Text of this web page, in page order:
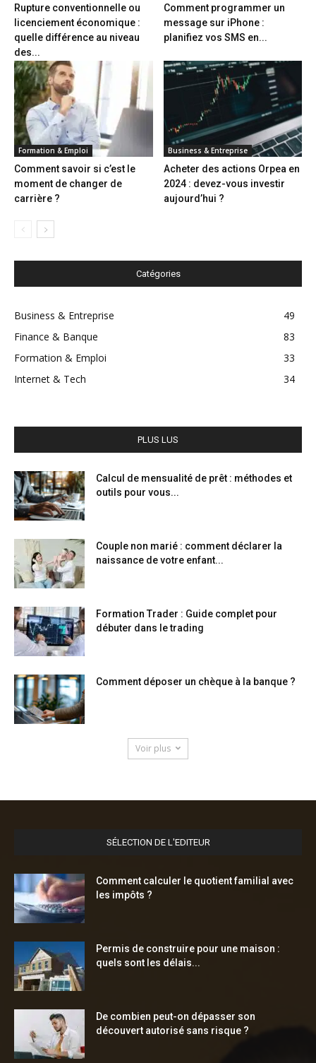
Rupture conventionnelle ou
licenciement économique :
quelle différence au niveau
des...
Comment programmer un
message sur iPhone :
planifiez vos SMS en...
Formation & Emploi
Comment savoir si c’est le
moment de changer de
carrière ?
Business & Entreprise
Acheter des actions Orpea en
2024 : devez-vous investir
aujourd’hui ?
Catégories
Business & Entreprise
49
Finance & Banque
83
Formation & Emploi
33
Internet & Tech
34
PLUS LUS
Calcul de mensualité de prêt : méthodes et
outils pour vous...
Couple non marié : comment déclarer la
naissance de votre enfant...
Formation Trader : Guide complet pour
débuter dans le trading
Comment déposer un chèque à la banque ?
Voir plus
SÉLECTION DE L'EDITEUR
Comment calculer le quotient familial avec
les impôts ?
Permis de construire pour une maison :
quels sont les délais...
De combien peut-on dépasser son
découvert autorisé sans risque ?